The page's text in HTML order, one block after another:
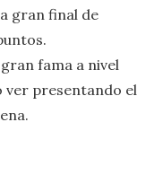
gran final de
fama a nivel
ver presentando el